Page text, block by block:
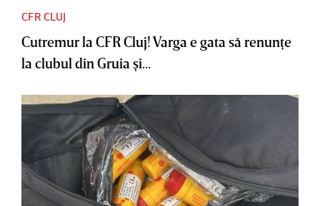
CFR CLUJ
Cutremur la CFR Cluj! Varga e gata să renunţe
la clubul din Gruia şi...